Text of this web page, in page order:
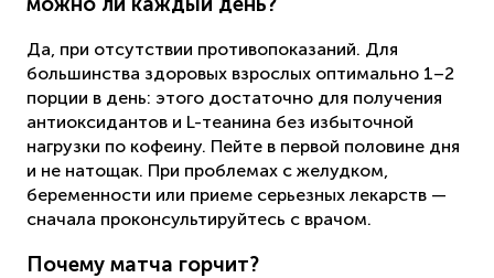
Да, при отсутствии противопоказаний. Для
большинства здоровых взрослых оптимально 1–2
порции в день: этого достаточно для получения
антиоксидантов и L-теанина без избыточной
нагрузки по кофеину. Пейте в первой половине дня
и не натощак. При проблемах с желудком,
беременности или приеме серьезных лекарств —
сначала проконсультируйтесь с врачом.
Почему матча горчит?